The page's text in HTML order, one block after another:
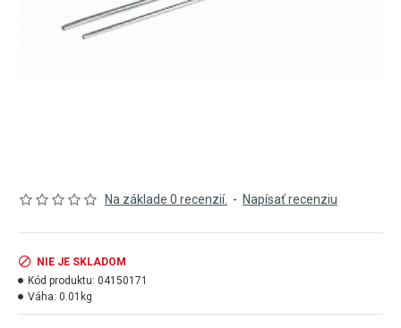
Na základe 0 recenzií. - Napísať recenziu
NIE JE SKLADOM
Kód produktu: 04150171
Váha: 0.01kg